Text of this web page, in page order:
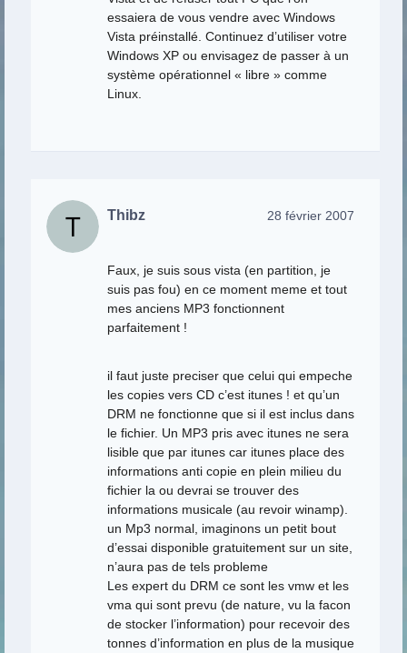
essaiera de vous vendre avec Windows
Vista préinstallé. Continuez d’utiliser votre
Windows XP ou envisagez de passer à un
système opérationnel « libre » comme
Linux.
Thibz 28 février 2007
Faux, je suis sous vista (en partition, je
suis pas fou) en ce moment meme et tout
mes anciens MP3 fonctionnent
parfaitement !
il faut juste preciser que celui qui empeche
les copies vers CD c’est itunes ! et qu’un
DRM ne fonctionne que si il est inclus dans
le fichier. Un MP3 pris avec itunes ne sera
lisible que par itunes car itunes place des
informations anti copie en plein milieu du
fichier la ou devrai se trouver des
informations musicale (au revoir winamp).
un Mp3 normal, imaginons un petit bout
d’essai disponible gratuitement sur un site,
n’aura pas de tels probleme
Les expert du DRM ce sont les vmw et les
vma qui sont prevu (de nature, vu la facon
de stocker l’information) pour recevoir des
tonnes d’information en plus de la musique